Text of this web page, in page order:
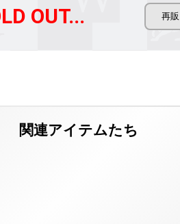
OUT...